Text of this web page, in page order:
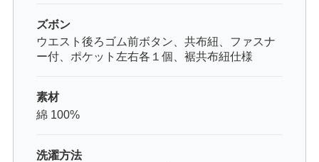
ズボン
ウエスト後ろゴム前ボタン、共布紐、ファスナ
ー付、ポケット左右各１個、裾共布紐仕様
素材
綿 100%
洗濯方法